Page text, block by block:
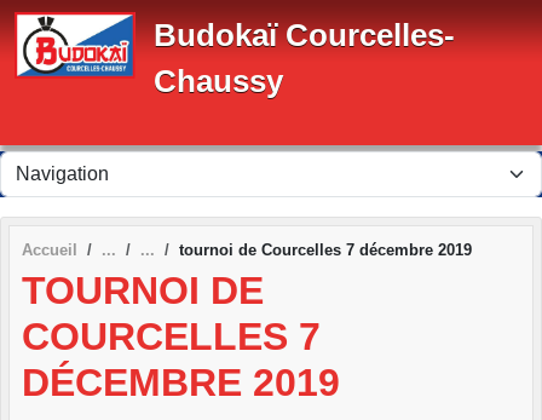
Budokaï Courcelles-
Chaussy
Accueil tournoi de Courcelles 7 décembre 2019
TOURNOI DE
COURCELLES 7
DÉCEMBRE 2019
Panneau de gestion des cookies